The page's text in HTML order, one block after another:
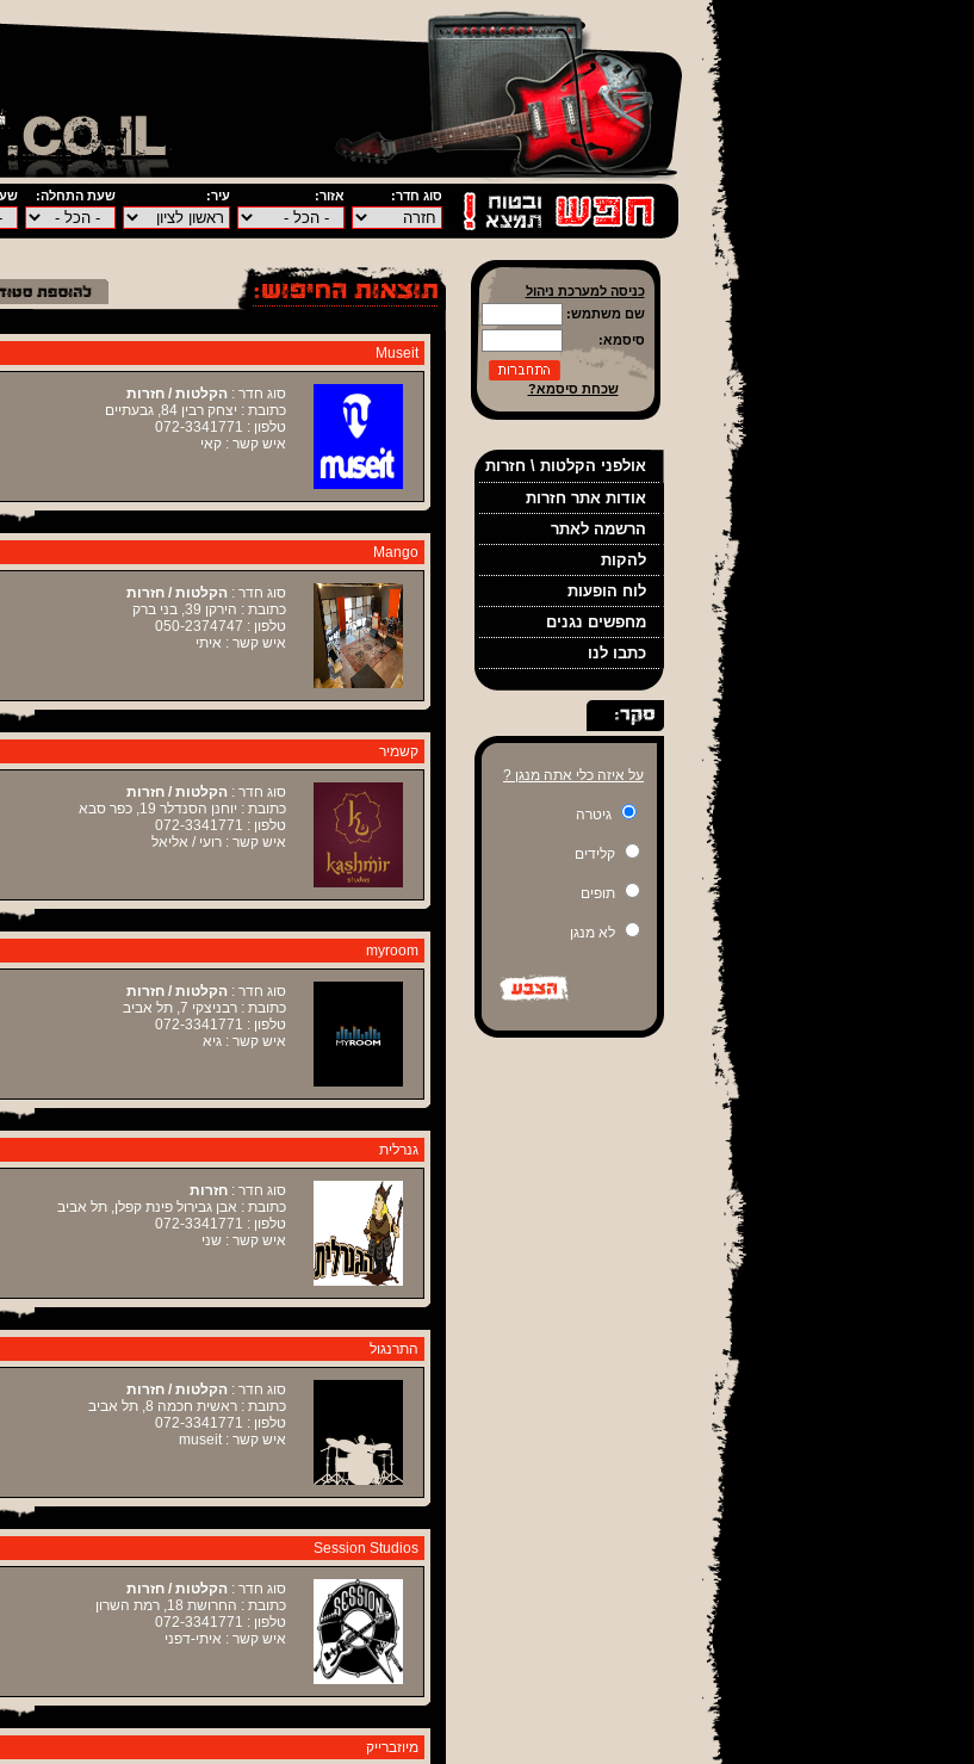
שעת התחלה: עיר: אזור: סוג חדר:
Museit
סוג חדר : הקלטות / חזרות
כתובת : יצחק רבין 84, גבעתיים
טלפון : 072-3341771
איש קשר : קאי
Mango
סוג חדר : הקלטות / חזרות
כתובת : הירקן 39, בני ברק
טלפון : 050-2374747
איש קשר : איתי
קשמיר
סוג חדר : הקלטות / חזרות
כתובת : יוחנן הסנדלר 19, כפר סבא
טלפון : 072-3341771
איש קשר : רועי / אליאל
myroom
סוג חדר : הקלטות / חזרות
כתובת : רבניצקי 7, תל אביב
טלפון : 072-3341771
איש קשר : גיא
גנרלית
סוג חדר :חזרות
כתובת : אבן גבירול פינת קפלן, תל אביב
טלפון : 072-3341771
איש קשר : שני
התרנגול
סוג חדר : הקלטות / חזרות
כתובת : ראשית חכמה 8, תל אביב
טלפון : 072-3341771
איש קשר : museit
Session Studios
סוג חדר : הקלטות / חזרות
כתובת : החרושת 18, רמת השרון
טלפון : 072-3341771
איש קשר : איתי-דפני
מיוזברייק
כניסה למערכת ניהול
שם משתמש:
סיסמא:
שכחת סיסמא?
אולפני הקלטות \ חזרות
אודות אתר חזרות
הרשמה לאתר
להקות
לוח הופעות
מחפשים נגנים
כתבו לנו
על איזה כלי אתה מנגן ?
גיטרה
קלידים
תופים
לא מנגן